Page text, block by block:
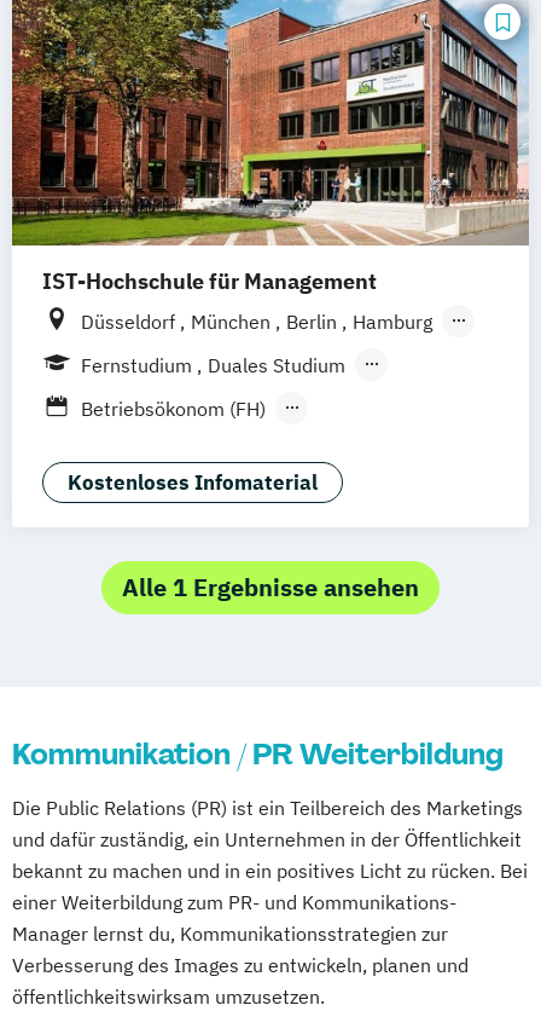
IST-Hochschule für Management
Düsseldorf München Berlin
Hamburg
Weil am Rhein
Frankfurt am Main
Fernstudium
Duales Studium
Fernlehrgang
Betriebsökonom (FH)
Business Administration (dual)
Digitalisierungsmanagement
Hotel- und Tourismusmarketing
Kommunikation & Eventmanagement
Kommunikation & Medienmanagement
Kommunikationsmanagement
Kommunikationsmanagement (dual)
Marketing
Marketingökonom:in
Online-Marketing & Marketingmanagement
Online-Marketing & Marketingmanagement
Kostenloses Infomaterial
Alle 1 Ergebnisse ansehen
Kommunikation / PR Weiterbildung
Die Public Relations (PR) ist ein Teilbereich des Marketings
und dafür zuständig, ein Unternehmen in der Öffentlichkeit
bekannt zu machen und in ein positives Licht zu rücken. Bei
einer Weiterbildung zum PR- und Kommunikations-
Manager lernst du, Kommunikationsstrategien zur
Verbesserung des Images zu entwickeln, planen und
öffentlichkeitswirksam umzusetzen.